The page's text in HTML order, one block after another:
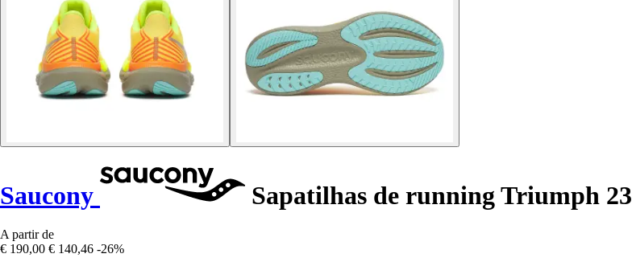
Saucony Sapatilhas de running Triumph 23
A partir de
€ 190,00 € 140,46 -26%